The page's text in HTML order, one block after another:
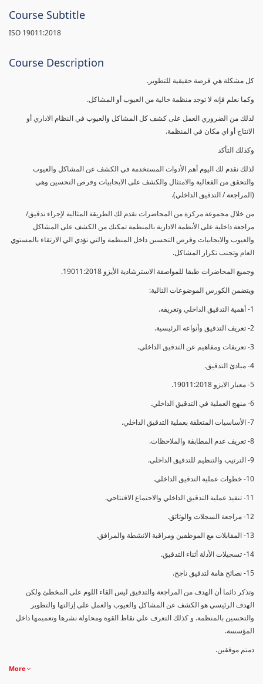
Course Subtitle
ISO 19011:2018
Course Description
كل مشكلة هي فرصة حقيقية للتطوير.
وكما نعلم فإنه لا توجد منظمة خالية من العيوب أو المشاكل.
لذلك من الضروري العمل على كشف كل المشاكل والعيوب في النظام الاداري أو
الانتاج أو اي مكان في المنظمة.
وكذلك التأكد
لذلك نقدم لك اليوم أهم الأدوات المستخدمة في الكشف عن المشاكل والعيوب
والتحقق من الفعالية والامتثال والكشف على الايجابيات وفرص التحسين وهي
(المراجعة / التدقيق الداخلي).
من خلال مجموعة مركزة من المحاضرات نقدم لك الطريقة المثالية لإجراء تدقيق/
مراجعة داخلية على الأنظمة الادارية بالمنظمة تمكنك من الكشف على المشاكل
والعيوب والايجابيات وفرص التحسين داخل المنظمة والتي تؤدي الي الارتقاء بالمستوي
العام وتجنب تكرار المشاكل.
وجميع المحاضرات طبقا للمواصفة الاسترشادية الأيزو 19011:2018.
ويتضمن الكورس الموضوعات التالية:
1- أهمية التدقيق الداخلي وتعريفه.
2- تعريف التدقيق وأنواعه الرئيسية.
3- تعريفات ومفاهيم عن التدقيق الداخلي.
4- مبادئ التدقيق.
5- معيار الايزو 19011:2018.
6- منهج العملية في التدقيق الداخلي.
7- الأساسيات المتعلقة بعملية التدقيق الداخلي.
8- تعريف عدم المطابقة والملاحظات.
9- الترتيب والتنظيم للتدقيق الداخلي.
10- خطوات عملية التدقيق الداخلي.
11- تنفيذ عملية التدقيق الداخلي والاجتماع الافتتاحي.
12- مراجعة السجلات والوثائق.
13- المقابلات مع الموظفين ومراقبة الانشطة والمرافق.
14- تسجيلات الأدلة أثناء التدقيق.
15- نصائح هامة لتدقيق ناجح.
وتذكر دائما أن الهدف من المراجعة والتدقيق ليس القاء اللوم على المخطئ ولكن
الهدف الرئيسي هو الكشف عن المشاكل والعيوب والعمل على إزالتها والتطوير
والتحسين بالمنظمة. و كذلك التعرف علي نقاط القوة ومحاولة نشرها وتعميمها داخل
المؤسسة.
دمتم موفقين.
More